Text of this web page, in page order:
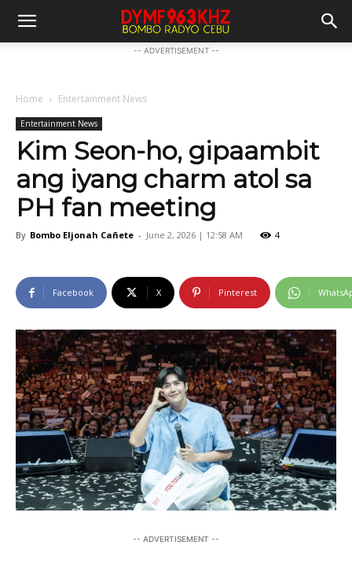
-- ADVERTISEMENT --
Home Entertainment News
Entertainment News
Kim Seon-ho, gipaambit
ang iyang charm atol sa
PH fan meeting
By Bombo Eljonah Cañete - June 2, 2026 | 12:58 AM 4
Facebook X Pinterest
-- ADVERTISEMENT --